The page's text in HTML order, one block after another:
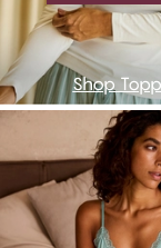
Shop
nnightdress